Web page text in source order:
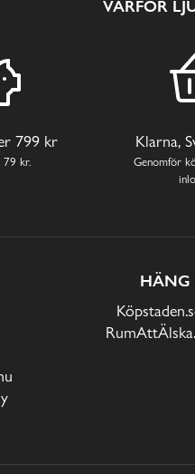
VARFÖR
799 kr
79 kr.
Klarna,
Genomför
HÄNG